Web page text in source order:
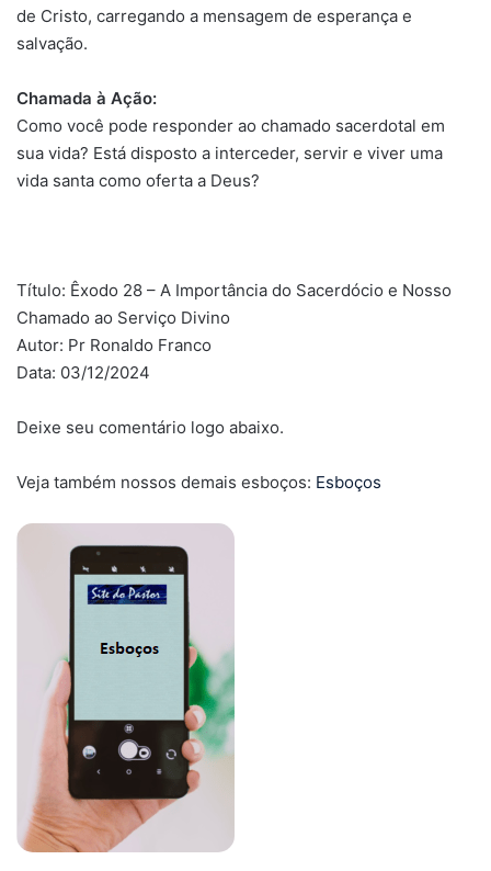
de Cristo, carregando a mensagem de esperança e
salvação.
Chamada à Ação:
Como você pode responder ao chamado sacerdotal em
sua vida? Está disposto a interceder, servir e viver uma
vida santa como oferta a Deus?
Título: Êxodo 28 – A Importância do Sacerdócio e Nosso
Chamado ao Serviço Divino
Autor: Pr Ronaldo Franco
Data: 03/12/2024
Deixe seu comentário logo abaixo.
Veja também nossos demais esboços: Esboços